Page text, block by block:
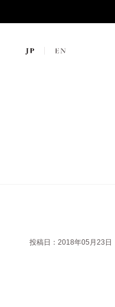
投稿日：2018年05月23日